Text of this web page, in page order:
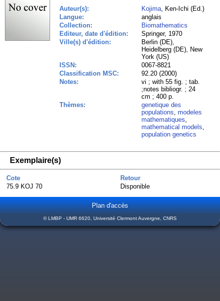
Auteur(s): Kojima, Ken-Ichi (Ed.)
Langue:
anglais
Collection:
Biomathematics
Editeur, date d'édition:
Springer, 1970
Ville(s) d'édition:
Berlin (DE),
Heidelberg (DE), New
York (US)
ISSN:
0067-8821
Classification MSC:
92.20 (2000)
Notes:
vi ; with 55 fig. ; tab.
;notes bibliogr. ; 24
cm ; 400 p.
Thèmes:
genetique des
populations,modeles
mathematiques,
mathematical models,
population genetics
Exemplaire(s)
Cote
Retour
75.9 KOJ 70
Disponible
Plan d'accès
© LMBP - UMR 6620, Université Clermont Auvergne, CNRS